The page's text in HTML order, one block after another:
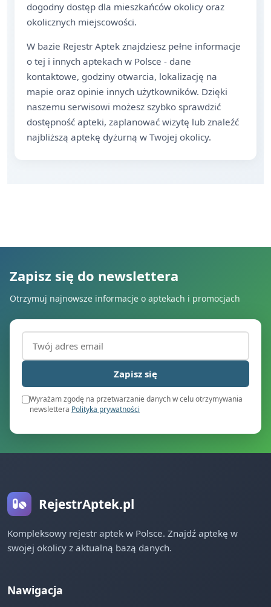
dogodny dostęp dla mieszkańców okolicy oraz
okolicznych miejscowości.
W bazie Rejestr Aptek znajdziesz pełne informacje
o tej i innych aptekach w Polsce - dane
kontaktowe, godziny otwarcia, lokalizację na
mapie oraz opinie innych użytkowników. Dzięki
naszemu serwisowi możesz szybko sprawdzić
dostępność apteki, zaplanować wizytę lub znaleźć
najbliższą aptekę dyżurną w Twojej okolicy.
Zapisz się do newslettera
Otrzymuj najnowsze informacje o aptekach i promocjach
Adres email (wymagany)
Zapisz się
Wyrażam zgodę na przetwarzanie danych w celu otrzymywania
newslettera Polityka prywatności
RejestrAptek.pl
Kompleksowy rejestr aptek w Polsce. Znajdź aptekę w
swojej okolicy z aktualną bazą danych.
Nawigacja